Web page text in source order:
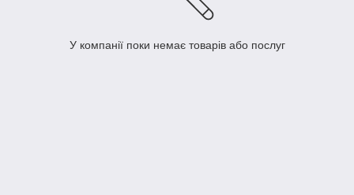
У компанії поки немає товарів або послуг